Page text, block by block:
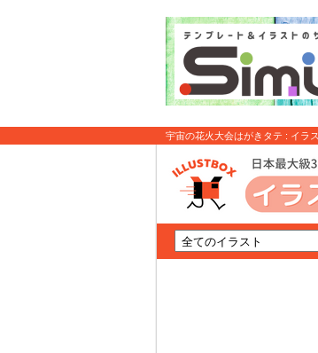
宇宙の花火大会はがきタテ : イラ